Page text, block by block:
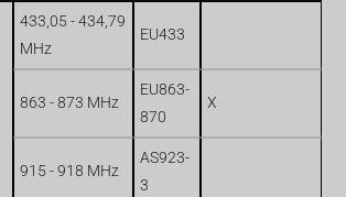
433,05 - 434,79
MHz
EU433
863 - 873 MHz
EU863-
870
X
915 - 918 MHz
AS923-
3